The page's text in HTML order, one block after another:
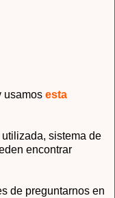
usamos esta
sistema de
encontrar
de preguntarnos en